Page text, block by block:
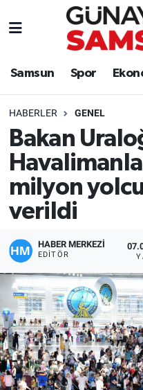
Samsun Spor
HABERLER GENEL
Bakan
milyon
verildi
HABER MERKEZİ
EDITÖR
Samsun
Politika
Turizm
Yaşam
Kültür Sanat
Bilim ve Teknoloji
Nöbetçi Eczaneler
Süper Lig Puan
Tüm Manşetler